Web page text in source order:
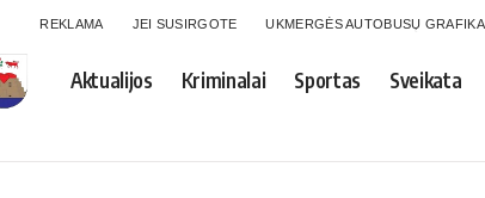
REKLAMA JEI SUSIRGOTE UKMERGĖS AUTOBUSŲ
Aktualijos Kriminalai Sportas Sveikata